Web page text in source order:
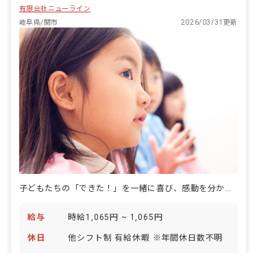
有限会社ニューライン
岐阜県/関市
2026/03/31更新
子どもたちの「できた！」を一緒に喜び、感動を分かち合いませんか
給与 時給1,065円 ~ 1,065円
休日 他シフト制 有給休暇 ※年間休日数不明